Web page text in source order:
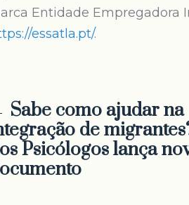
Entidade Empregadora
essatla.pt/.
Sabe como ajudar na
de
Psicólogos lança